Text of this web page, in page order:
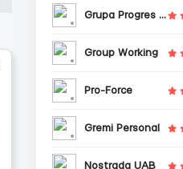
Grupa Progres Sp. z o.o.
Group Working
Pro-Force
Gremi Personal
Nostrada UAB